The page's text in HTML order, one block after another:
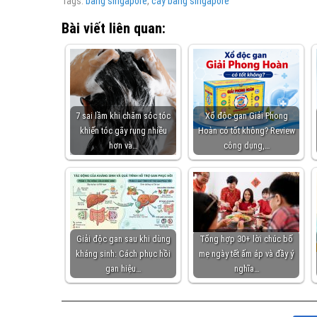
Bài viết liên quan:
7 sai lầm khi chăm sóc tóc
khiến tóc gãy rụng nhiều
hơn và…
Xổ độc gan Giải Phong
Hoàn có tốt không? Review
công dụng,…
Giải độc gan sau khi dùng
kháng sinh: Cách phục hồi
gan hiệu…
Tổng hợp 30+ lời chúc bố
mẹ ngày tết ấm áp và đầy ý
nghĩa…